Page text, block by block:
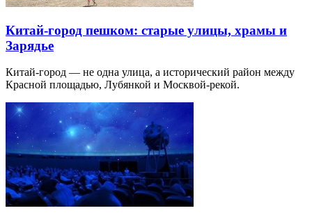
Китай-город пешком: старые улицы, храмы и
Зарядье
Китай-город — не одна улица, а исторический район между
Красной площадью, Лубянкой и Москвой-рекой.